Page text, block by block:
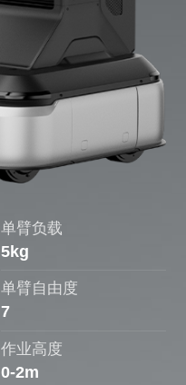
单臂负载
5kg
单臂自由度
7
作业高度
0-2m